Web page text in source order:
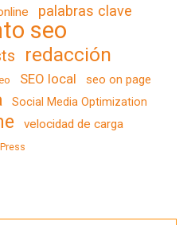
palabras clave
seo
redacción
SEO local seo on page
Social Media Optimization
velocidad de carga